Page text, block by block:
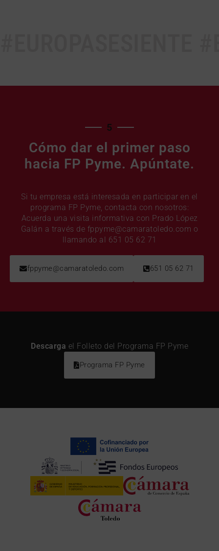
5
Cómo dar el primer paso
hacia FP Pyme. Apúntate.
Si tu empresa está interesada en participar en el
programa FP Pyme, contacta con nosotros:
Acuerda una visita informativa con Prado López
Galán a través de fppyme@camaratoledo.com o
llamando al 651 05 62 71
fppyme@camaratoledo.com 651 05 62 71
Descarga el Folleto del Programa FP Pyme
Programa FP Pyme